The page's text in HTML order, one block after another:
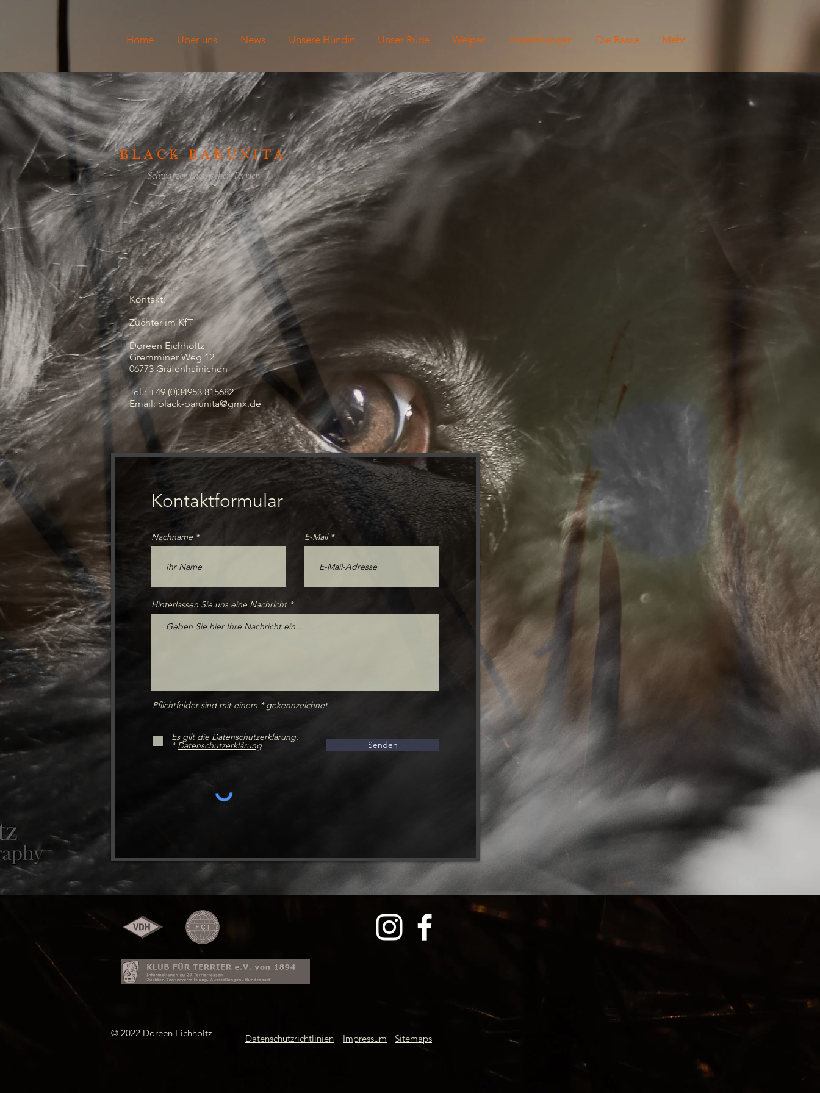
Home Über uns News Unsere Hündin Unser Rüde Welpen Ausstellungen Die Rasse Mehr...
Kontakt:
Züchter im KfT
Doreen Eichholtz
Gremminer Weg 12
06773 Gräfenhainichen
Tel.: +49 (0)34953 815682
Email:black-barunita@gmx.de
Kontaktformular
Nachname E-Mail
Hinterlassen Sie uns eine Nachricht
Pflichtfelder sind mit einem * gekennzeichnet.
Es gilt die Datenschutzerklärung.
* Datenschutzerklärung Senden
BLACK BARUNITA
Schwarzer Russischer Terrier
© 2022 Doreen Eichholtz Datenschutzrichtlinien Impressum Sitemaps